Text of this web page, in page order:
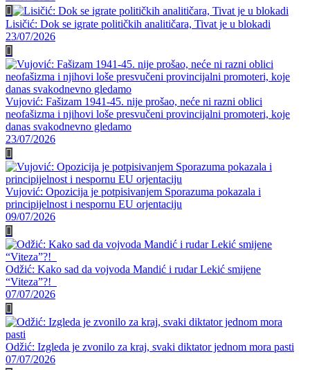
Lisičić: Dok se igrate političkih analitičara, Tivat je u blokadi
23/07/2026
Vujović: Fašizam 1941-45. nije prošao, neće ni razni oblici
neofašizma i njihovi loše presvučeni provincijalni promoteri, koje
danas svakodnevno gledamo
23/07/2026
Vujović: Opozicija je potpisivanjem Sporazuma pokazala i
principijelnost i nespornu EU orjentaciju
09/07/2026
Odžić: Kako sad da vojvoda Mandić i rudar Lekić smijene
“Viteza”?!
07/07/2026
Odžić: Izgleda je zvonilo za kraj, svaki diktator jednom mora pasti
07/07/2026